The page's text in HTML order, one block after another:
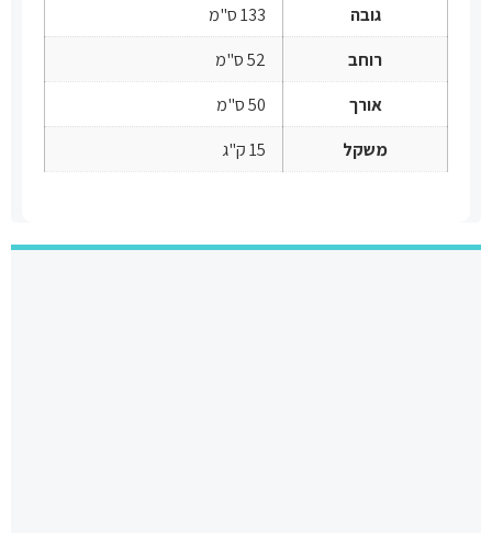
גובה
133 ס"מ
רוחב
52 ס"מ
אורך
50 ס"מ
משקל
15 ק"ג